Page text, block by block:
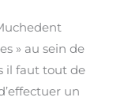
» au sein de
il faut tout de
un